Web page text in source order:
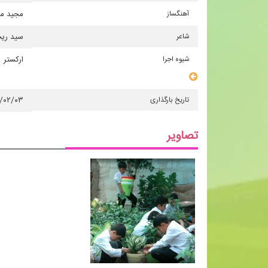
آهنگساز مجید
شاعر سید
شیوه اجرا ارکستر
تاریخ بارگذاری ۱۴۰۴/
تصاویر